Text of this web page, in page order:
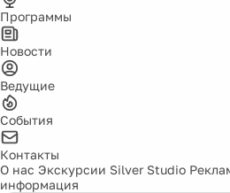
Программы
Новости
Ведущие
События
Контакты
О нас Экскурсии Silver Studio
информация